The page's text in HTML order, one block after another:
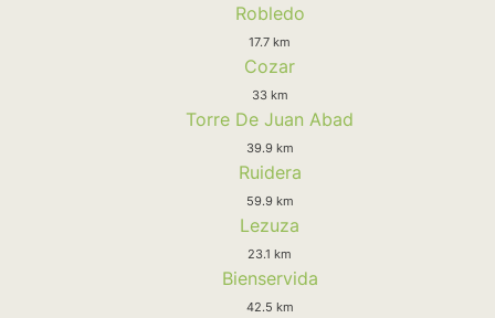
Robledo
17.7 km
Cozar
33 km
Torre De Juan Abad
39.9 km
Ruidera
59.9 km
Lezuza
23.1 km
Bienservida
42.5 km